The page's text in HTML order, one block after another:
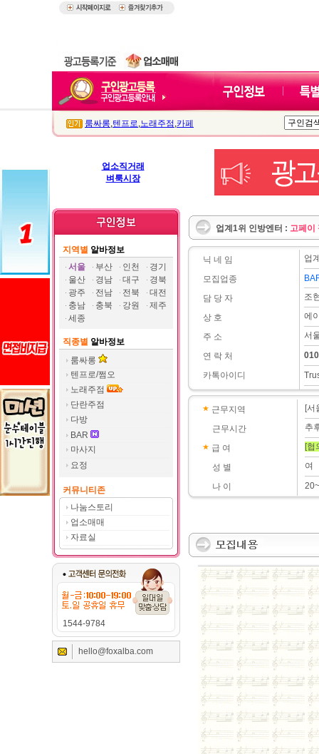
룸싸롱,텐프로,노래주점 ,카페
업소직거래
벼룩시장
지역별 알바정보
서울
부산 인천
경기
울산
경남 대구
경북
광주
전남 전북
대전
충남
충북 강원
제주
세종
직종별 알바정보
룸싸롱
텐프로/쩜오
노래주점
단란주점
다방
BAR
마사지
요정
커뮤니티존
나눔스토리
업소매매
자료실
1544-9784
hello@foxalba.com
업계1위 인방엔터 : 고페이
닉 네 임
모집업종
담 당 자
상 호
주 소
연 락 처
카톡아이디
업
조
에
서
근무지역
근무시간
급 여
성 별
나 이
[서
추
[협
여